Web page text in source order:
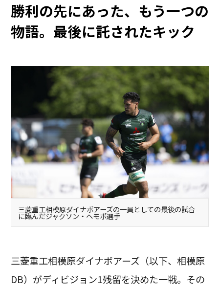
勝利の先にあった、もう一つの
物語。最後に託されたキック
三菱重工相模原ダイナボアーズの一員としての最後の試合
に臨んだジャクソン・ヘモポ選手
三菱重工相模原ダイナボアーズ（以下、相模原
DB）がディビジョン1残留を決めた一戦。その